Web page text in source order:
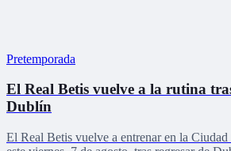
Pretemporada
El Real Betis vuelve a la rutina
Dublín
El Real Betis vuelve a entrenar en la